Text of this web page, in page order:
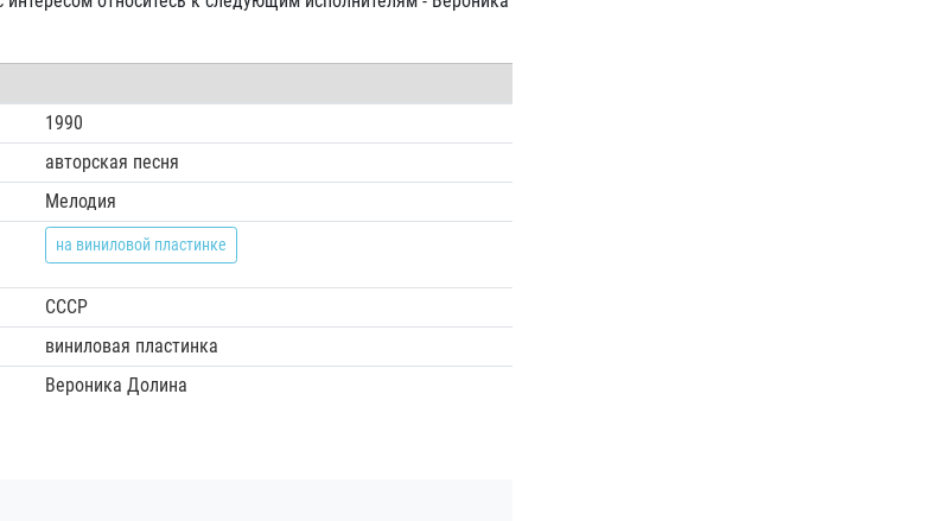
1990
авторская песня
Мелодия
на виниловой пластинке
СССР
виниловая пластинка
Вероника Долина